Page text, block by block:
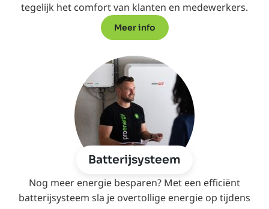
tegelijk het comfort van klanten en medewerkers.
Meer info
Batterijsysteem
Nog meer energie besparen? Met een efficiënt
batterijsysteem sla je overtollige energie op tijdens